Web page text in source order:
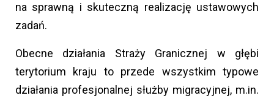
na sprawną i skuteczną realizację ustawowych
zadań.
Obecne działania Straży Granicznej w głębi
terytorium kraju to przede wszystkim typowe
działania profesjonalnej służby migracyjnej, m.in.